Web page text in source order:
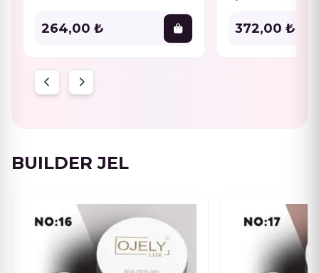
264,00 ₺
Aynı zamanda
372,00 ₺
BUILDER JEL